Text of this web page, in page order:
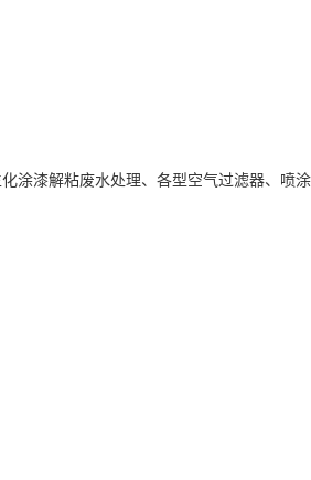
涂漆解粘废水处理、各型空气过滤器、喷涂